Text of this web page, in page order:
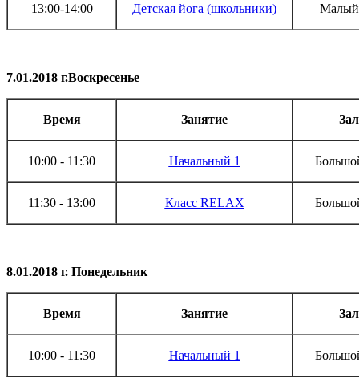
13:00-14:00 Детская йога (школьники) Малый
7.01.2018 г.Воскресенье
Время Занятие Зал
10:00 - 11:30 Начальный 1
11:30 - 13:00 Класс RELAX
8.01.2018 г. Понедельник
Время Занятие Зал
10:00 - 11:30 Начальный 1